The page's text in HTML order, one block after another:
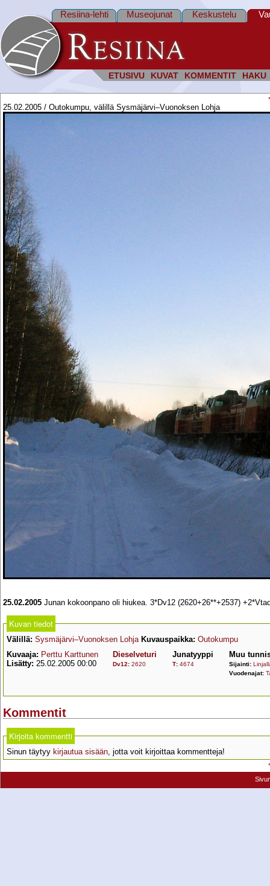
ETUSIVU KUVAT KOMMENTIT HAKU
Resiina-lehti Museojunat Keskustelu
25.02.2005 / Outokumpu, välillä Sysmäjärvi–Vuonoksen Lohja
25.02.2005 Junan kokoonpano oli hiukea. 3*Dv12 (2620+26**+2537)
Kuvan tiedot
Välillä: Sysmäjärvi–Vuonoksen Lohja Kuvauspaikka: Outokumpu
Kuvaaja: Perttu Karttunen
Lisätty: 25.02.2005 00:00
Dieselveturi
Dv12: 2620
Junatyyppi
T: 4674
Muu
Sijainti:
Vuodenajat:
Kommentit
Kirjoita kommentti
Sinun täytyy kirjautua sisään, jotta voit kirjoittaa kommentteja!